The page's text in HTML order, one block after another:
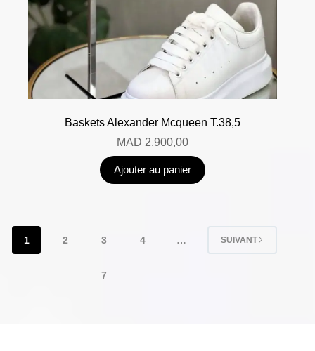
Baskets Alexander Mcqueen T.38,5
MAD 2.900,00
Ajouter au panier
1 2 3 4 …
7
SUIVANT